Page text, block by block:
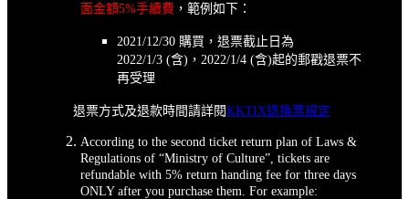
面金額5%手續費 ，範例如下：
2021/12/30 購買，退票截止日為
2022/1/3 (含)，2022/1/4 (含)起的郵戳退票不
再受理
退票方式及退款時間請詳閱KKTIX退換票規定
According to the second ticket return plan of Laws &
Regulations of “Ministry of Culture”, tickets are
refundable with 5% return handing fee for three days
ONLY after you purchase them. For example: